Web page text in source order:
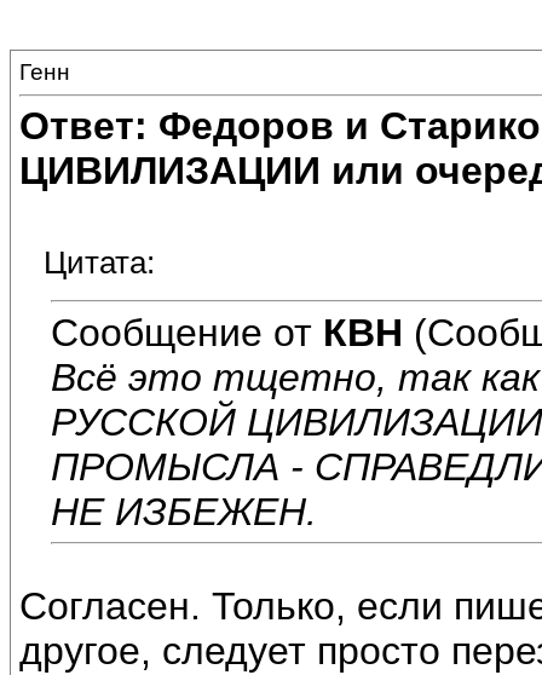
Генн
Ответ: Федоров и
ЦИВИЛИЗАЦИИ или
Цитата:
Сообщение от КВН
Всё это тщетно, так как
РУССКОЙ
ПРОМЫСЛА -
НЕ ИЗБЕЖЕН.
Согласен. Только, если
другое, следует просто